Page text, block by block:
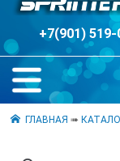
+7(901)
ГЛАВНАЯ ➠